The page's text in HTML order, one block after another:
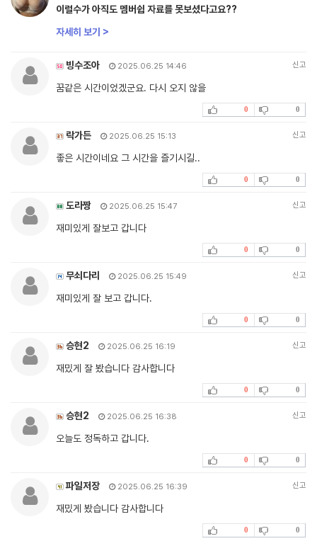
이럴수가 아직도 멤버쉽 자료를 못보셨다고요??
자세히 보기 >
빙수조아 2025.06.25 14:46 신고
꿈같은 시간이었겠군요. 다시 오지 않을
0 0
락가든 2025.06.25 15:13 신고
좋은 시간이네요 그 시간을 즐기시길..
0 0
도라짱 2025.06.25 15:47 신고
재미있게 잘보고 갑니다
0 0
무쇠다리 2025.06.25 15:49 신고
재미있게 잘 보고 갑니다.
0 0
승현2 2025.06.25 16:19 신고
재밌게 잘 봤습니다 감사합니다
0 0
승현2 2025.06.25 16:38 신고
오늘도 정독하고 갑니다.
0 0
파일저장 2025.06.25 16:39 신고
재밌게 봤습니다 감사합니다
0 0